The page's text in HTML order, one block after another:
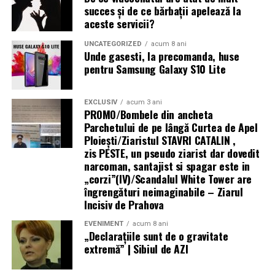
HONOR Watch 6 este disponibil în România în
variantele de culoare Twilight Brown și Shadow Black, la
prețurile recomandate de 1.199 lei, respectiv 1.099 lei
iar până pe 31 august acesta vine cu o reducere de 100
de lei la toți partenerii oficiali HONOR.
Mai multe informații despre HONOR Watch 6 sunt
disponibile pe pagina oficială a produsului:
https://www.honor.com/ro/wearables/honor-watch-6/.
succes și de ce bărbații apelează la
aceste servicii?
UNCATEGORIZED acum 8 ani
Unde gasesti, la precomanda, huse
pentru Samsung Galaxy S10 Lite
EXCLUSIV acum 3 ani
PROMO/Bombele din ancheta
Parchetului de pe lângă Curtea de Apel
Ploieşti/Ziaristul STAVRI CATALIN ,
zis PESTE, un pseudo ziarist dar dovedit
narcoman, santajist si spagar este in
„corzi”(IV)/Scandalul White Tower are
îngrengături neimaginabile – Ziarul
Incisiv de Prahova
EVENIMENT acum 8 ani
„Declaraţiile sunt de o gravitate
extremă” | Sibiul de AZI